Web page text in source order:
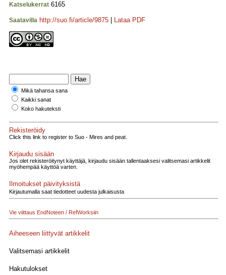
Katselukerrat 6165
Saatavilla http://suo.fi/article/9875 Lataa PDF
Mikä tahansa sana
Kaikki sanat
Koko hakuteksti
Rekisteröidy
Click this link to register to Suo - Mires and peat.
Kirjaudu sisään
Jos olet rekisteröitynyt käyttäjä, kirjaudu sisään tallentaaksesi valitsemasi artikkelit
myöhempää käyttöä varten.
Ilmoitukset päivityksistä
Kirjautumalla saat tiedotteet uudesta julkaisusta
Vie viittaus EndNoteen / RefWorksiin
Aiheeseen liittyvät artikkelit
Valitsemasi artikkelit
Hakutulokset